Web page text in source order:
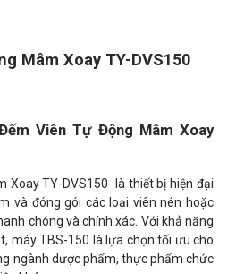
Mâm Xoay TY-DVS150
Viên Tự Động Mâm Xoay
Xoay TY-DVS150 là thiết bị hiện đại
và đóng gói các loại viên nén hoặc
chóng và chính xác. Với khả năng
máy TBS-150 là lựa chọn tối ưu cho
ngành dược phẩm, thực phẩm chức